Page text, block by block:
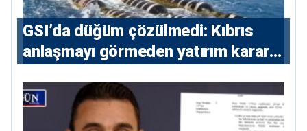
GSI’da düğüm çözülmedi: Kıbrıs
anlaşmayı görmeden yatırım kararı